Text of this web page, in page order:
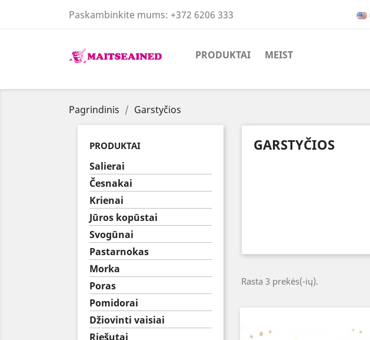
Paskambinkite mums: +372 6206 333
PRODUKTAI MEIST
Pagrindinis Garstyčios
PRODUKTAI
Salierai
Česnakai
Krienai
Jūros kopūstai
Svogūnai
Pastarnokas
Morka
Poras
Pomidorai
Džiovinti vaisiai
Riešutai
GARSTYČIOS
Rasta 3 prekės(-ių).